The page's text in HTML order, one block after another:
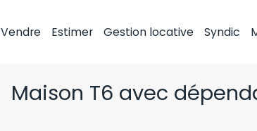
Vendre Estimer Gestion locative Syndic
Maison T6 avec